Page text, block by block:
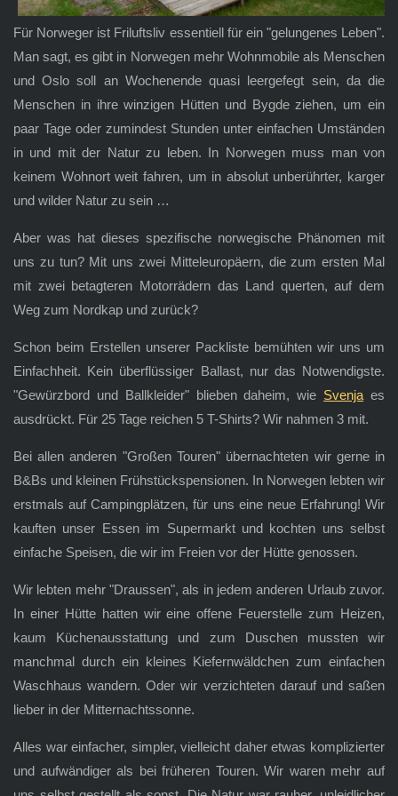
Für Norweger ist Friluftsliv essentiell für ein "gelungenes Leben".
Man sagt, es gibt in Norwegen mehr Wohnmobile als Menschen
und Oslo soll an Wochenende quasi leergefegt sein, da die
Menschen in ihre winzigen Hütten und Bygde ziehen, um ein
paar Tage oder zumindest Stunden unter einfachen Umständen
in und mit der Natur zu leben. In Norwegen muss man von
keinem Wohnort weit fahren, um in absolut unberührter, karger
und wilder Natur zu sein …
Aber was hat dieses spezifische norwegische Phänomen mit
uns zu tun? Mit uns zwei Mitteleuropäern, die zum ersten Mal
mit zwei betagteren Motorrädern das Land querten, auf dem
Weg zum Nordkap und zurück?
Schon beim Erstellen unserer Packliste bemühten wir uns um
Einfachheit. Kein überflüssiger Ballast, nur das Notwendigste.
"Gewürzbord und Ballkleider" blieben daheim, wie Svenja es
ausdrückt. Für 25 Tage reichen 5 T-Shirts? Wir nahmen 3 mit.
Bei allen anderen "Großen Touren" übernachteten wir gerne in
B&Bs und kleinen Frühstückspensionen. In Norwegen lebten wir
erstmals auf Campingplätzen, für uns eine neue Erfahrung! Wir
kauften unser Essen im Supermarkt und kochten uns selbst
einfache Speisen, die wir im Freien vor der Hütte genossen.
Wir lebten mehr "Draussen", als in jedem anderen Urlaub zuvor.
In einer Hütte hatten wir eine offene Feuerstelle zum Heizen,
kaum Küchenausstattung und zum Duschen mussten wir
manchmal durch ein kleines Kiefernwäldchen zum einfachen
Waschhaus wandern. Oder wir verzichteten darauf und saßen
lieber in der Mitternachtssonne.
Alles war einfacher, simpler, vielleicht daher etwas komplizierter
und aufwändiger als bei früheren Touren. Wir waren mehr auf